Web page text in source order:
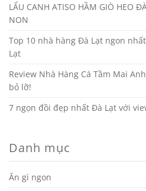
LẨU CANH ATISO HẦM GIÒ HEO
NON
Top 10 nhà hàng Đà Lạt ngon
Lạt
Review Nhà Hàng Cá Tầm Mai
bỏ lỡ!
7 ngọn đồi đẹp nhất Đà Lạt với
Danh mục
Ăn gì ngon